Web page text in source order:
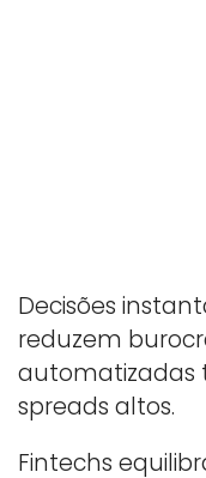
Decisões
reduzem
automatizadas
spreads altos.
Fintechs